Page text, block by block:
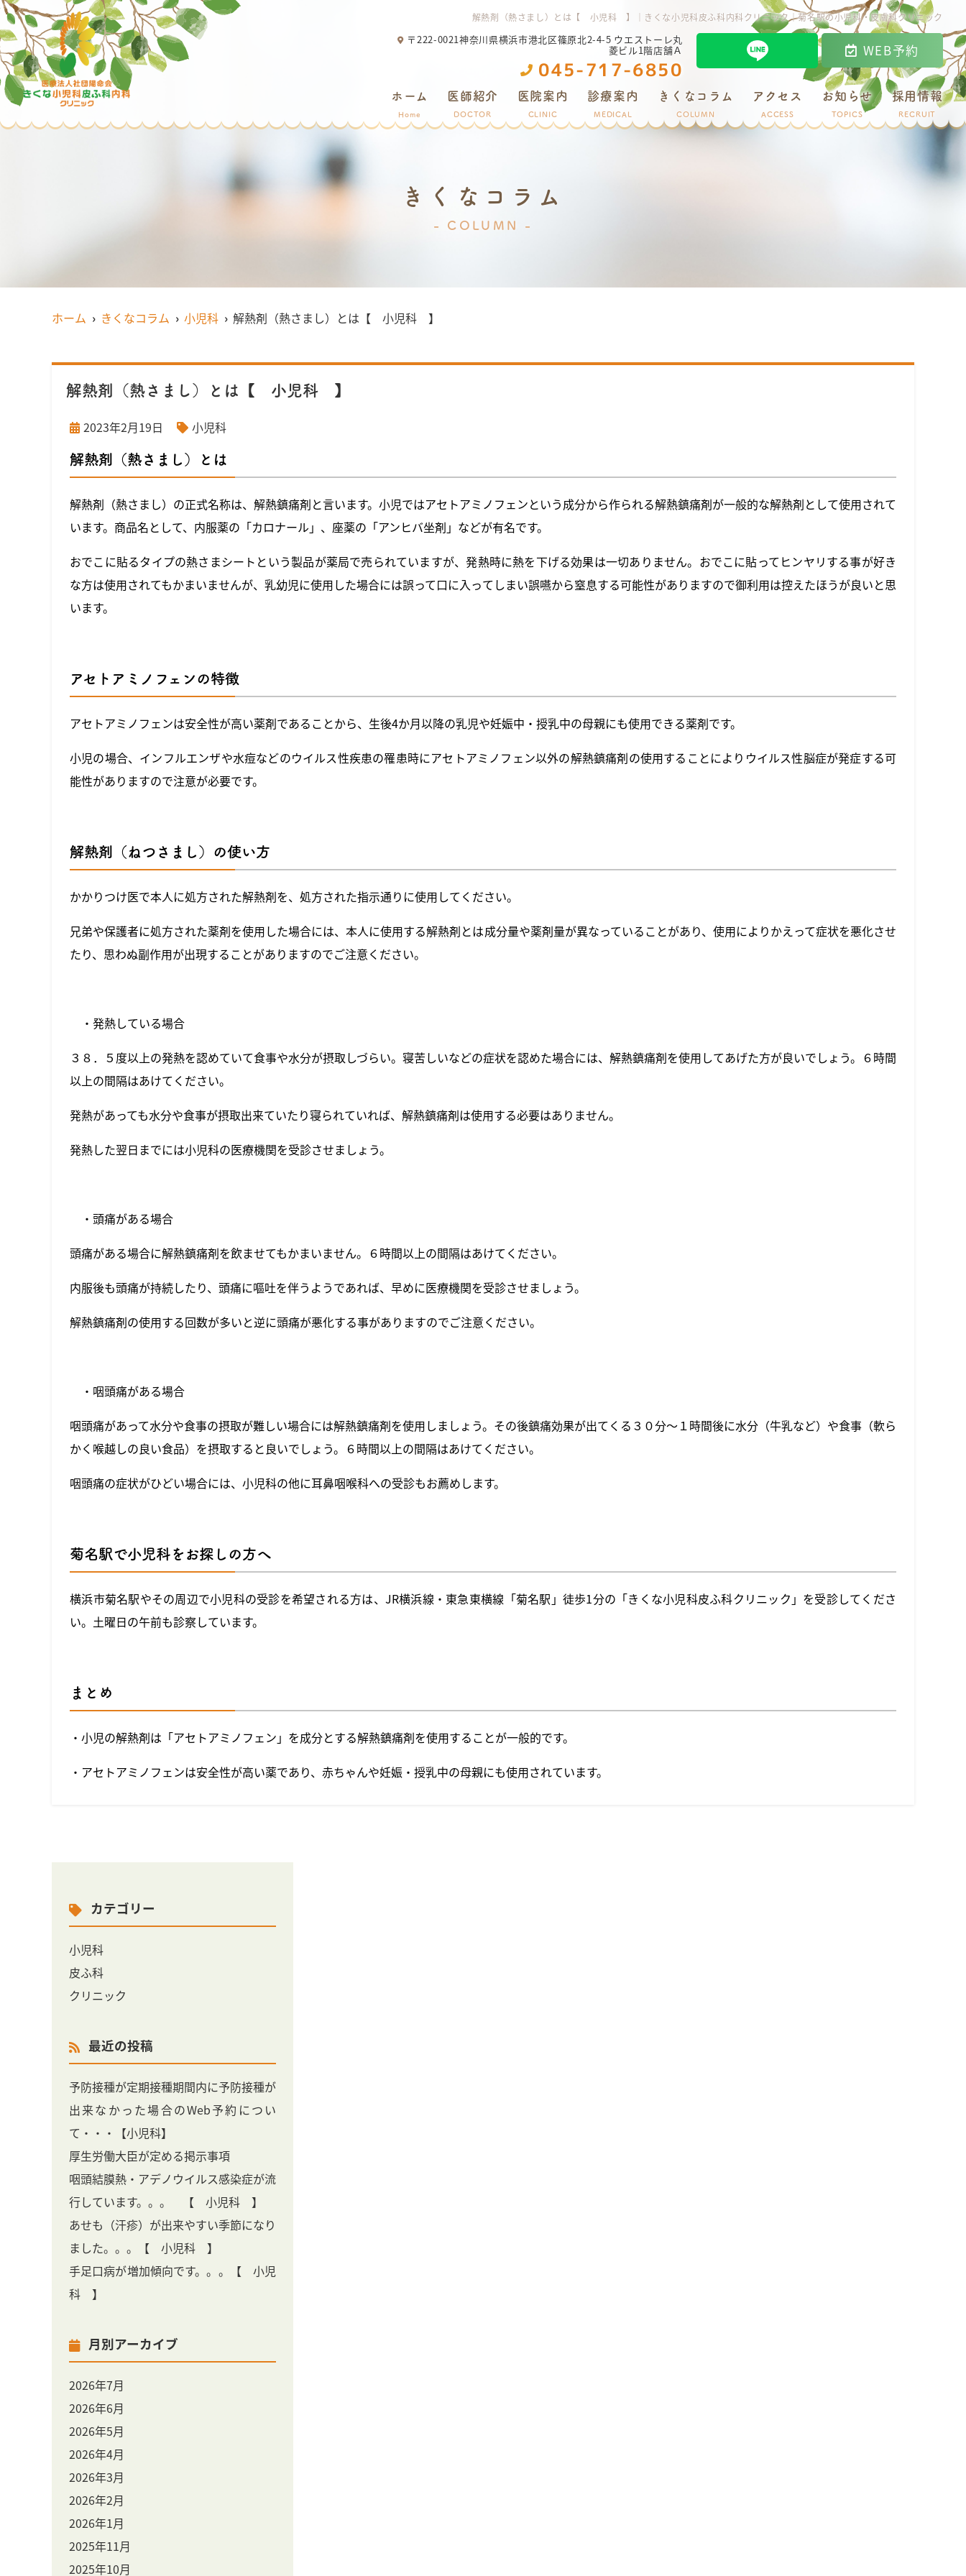
解熱剤（熱さまし）とは【 小児科 】｜きくな小児科皮ふ科内科クリニック｜菊名駅の小児科・皮膚科クリニック
〒222-0021神奈川県横浜市港北区篠原北2-4-5 ウエストーレ丸
菱ビル1階店舗Ａ
045-717-6850
WEB予約
ホーム
Home
医師紹介
DOCTOR
医院案内
CLINIC
診療案内
MEDICAL
きくなコラム
COLUMN
アクセス
ACCESS
お知らせ
TOPICS
採用情報
RECRUIT
きくなコラム
COLUMN
ホーム きくなコラム 小児科 解熱剤（熱さまし）とは【 小児科 】
解熱剤（熱さまし）とは【 小児科 】
2023年2月19日 小児科
解熱剤（熱さまし）とは
解熱剤（熱さまし）の正式名称は、解熱鎮痛剤と言います。小児ではアセトアミノフェンという成分から作られる解熱鎮痛剤が一般的な解熱剤として使用されて
います。商品名として、内服薬の「カロナール」、座薬の「アンヒバ坐剤」などが有名です。
おでこに貼るタイプの熱さまシートという製品が薬局で売られていますが、発熱時に熱を下げる効果は一切ありません。おでこに貼ってヒンヤリする事が好き
な方は使用されてもかまいませんが、乳幼児に使用した場合には誤って口に入ってしまい誤嚥から窒息する可能性がありますので御利用は控えたほうが良いと思
います。
アセトアミノフェンの特徴
アセトアミノフェンは安全性が高い薬剤であることから、生後4か月以降の乳児や妊娠中・授乳中の母親にも使用できる薬剤です。
小児の場合、インフルエンザや水痘などのウイルス性疾患の罹患時にアセトアミノフェン以外の解熱鎮痛剤の使用することによりウイルス性脳症が発症する可
能性がありますので注意が必要です。
解熱剤（ねつさまし）の使い方
かかりつけ医で本人に処方された解熱剤を、処方された指示通りに使用してください。
兄弟や保護者に処方された薬剤を使用した場合には、本人に使用する解熱剤とは成分量や薬剤量が異なっていることがあり、使用によりかえって症状を悪化させ
たり、思わぬ副作用が出現することがありますのでご注意ください。
・発熱している場合
３８．５度以上の発熱を認めていて食事や水分が摂取しづらい。寝苦しいなどの症状を認めた場合には、解熱鎮痛剤を使用してあげた方が良いでしょう。６時間
以上の間隔はあけてください。
発熱があっても水分や食事が摂取出来ていたり寝られていれば、解熱鎮痛剤は使用する必要はありません。
発熱した翌日までには小児科の医療機関を受診させましょう。
・頭痛がある場合
頭痛がある場合に解熱鎮痛剤を飲ませてもかまいません。６時間以上の間隔はあけてください。
内服後も頭痛が持続したり、頭痛に嘔吐を伴うようであれば、早めに医療機関を受診させましょう。
解熱鎮痛剤の使用する回数が多いと逆に頭痛が悪化する事がありますのでご注意ください。
・咽頭痛がある場合
咽頭痛があって水分や食事の摂取が難しい場合には解熱鎮痛剤を使用しましょう。その後鎮痛効果が出てくる３０分～１時間後に水分（牛乳など）や食事（軟ら
かく喉越しの良い食品）を摂取すると良いでしょう。６時間以上の間隔はあけてください。
咽頭痛の症状がひどい場合には、小児科の他に耳鼻咽喉科への受診もお薦めします。
菊名駅で小児科をお探しの方へ
横浜市菊名駅やその周辺で小児科の受診を希望される方は、JR横浜線・東急東横線「菊名駅」徒歩1分の「きくな小児科皮ふ科クリニック」を受診してくださ
い。土曜日の午前も診察しています。
まとめ
・小児の解熱剤は「アセトアミノフェン」を成分とする解熱鎮痛剤を使用することが一般的です。
・アセトアミノフェンは安全性が高い薬であり、赤ちゃんや妊娠・授乳中の母親にも使用されています。
カテゴリー
小児科
皮ふ科
クリニック
最近の投稿
予防接種が定期接種期間内に予防接種が
出来なかった場合のWeb予約につい
て・・・【小児科】
厚生労働大臣が定める掲示事項
咽頭結膜熱・アデノウイルス感染症が流
行しています。。。 【 小児科 】
あせも（汗疹）が出来やすい季節になり
ました。。。【 小児科 】
手足口病が増加傾向です。。。【 小児
科 】
月別アーカイブ
2026年7月
2026年6月
2026年5月
2026年4月
2026年3月
2026年2月
2026年1月
2025年11月
2025年10月